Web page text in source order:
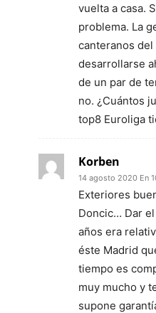
vuelta a casa.
problema. La
canteranos
desarrollarse
de un par de
no. ¿Cuántos
top8 Euroliga
Korben
14 agosto 2020 En
Exteriores
Doncic… Dar
años era
éste Madrid
tiempo es
muy mucho y
supone